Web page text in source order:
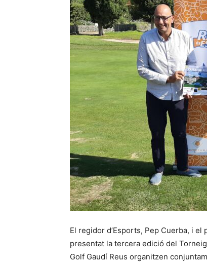
El regidor d’Esports, Pep Cuerba, i
presentat la tercera edició del
Golf Gaudí Reus organitzen